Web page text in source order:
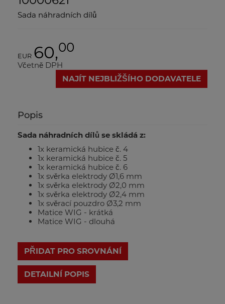
Sada náhradních dílů
EUR 60,00
Včetně DPH
NAJÍT NEJBLIŽŠÍHO DODAVATELE
Popis
Sada náhradních dílů se skládá z:
1x keramická hubice č. 4
1x keramická hubice č. 5
1x keramická hubice č. 6
1x svěrka elektrody Ø1,6 mm
1x svěrka elektrody Ø2,0 mm
1x svěrka elektrody Ø2,4 mm
1x svěrací pouzdro Ø3,2 mm
Matice WIG - krátká
Matice WIG - dlouhá
PŘIDAT PRO SROVNÁNÍ
DETAILNÍ POPIS